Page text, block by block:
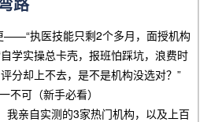
——“执医技能只剩2个多月，面授机构
学实操总卡壳，报班怕踩坑，浪费时
分却上不去，是不是机构没选对？”
不可（新手必看）
我亲自实测的3家热门机构，以及上百